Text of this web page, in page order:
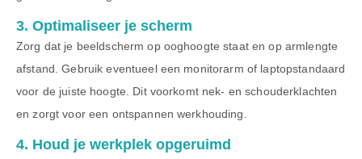
3. Optimaliseer je scherm
Zorg dat je beeldscherm op ooghoogte staat en op armlengte
afstand. Gebruik eventueel een monitorarm of laptopstandaard
voor de juiste hoogte. Dit voorkomt nek- en schouderklachten
en zorgt voor een ontspannen werkhouding.
4. Houd je werkplek opgeruimd